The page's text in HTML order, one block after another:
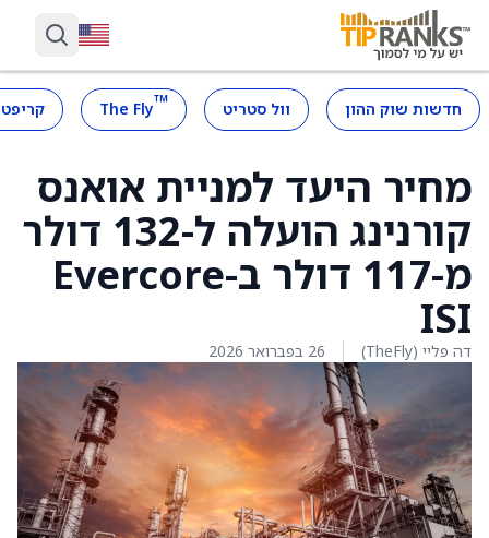
חדשות שוק ההון וול סטריט ™
The Fly
מחיר היעד למניית אואנס
קורנינג הועלה ל-132 דולר
מ-117 דולר ב-Evercore
ISI
דה פליי (TheFly) 26 בפברואר 2026